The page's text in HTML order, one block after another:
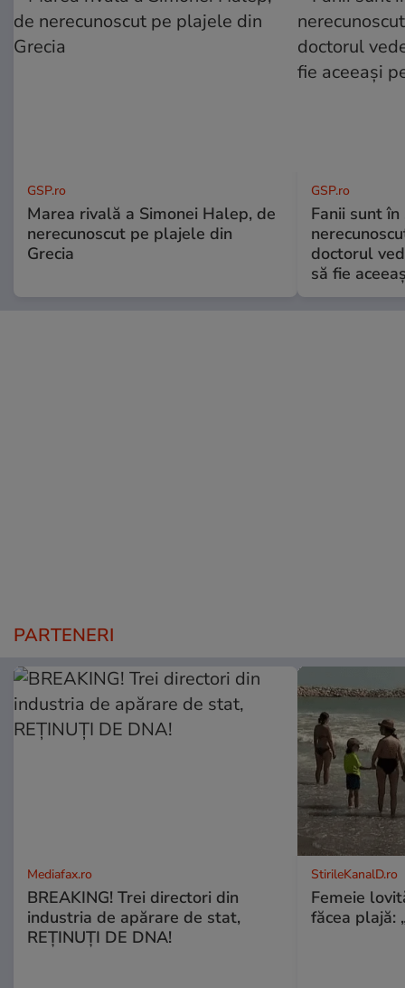
GSP.ro
Marea rivală a Simonei Halep, de
nerecunoscut pe plajele din
Grecia
GSP.ro
Fanii sunt în
doctorul
să fie
PARTENERI
Mediafax.ro
BREAKING! Trei directori din
industria de apărare de stat,
REȚINUȚI DE DNA!
StirileKanalD.ro
Femeie
făcea plajă: